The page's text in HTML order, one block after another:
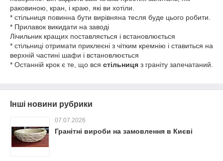
раковиною, кран, і краю, які ви хотіли.
* стільниця повинна бути вирівняна тесля буде цього робити.
* Прилавок викидати на заводі
Лічильник кращих поставляється і встановлюється
* стільниці отримати приклеєні з чітким кремнію і ставиться на
верхній частині шафи і встановлюється
* Останній крок є те, що вся стільниця з граніту запечатаний.
Інші новини рубрики
07.07.2026
Гранітні вироби на замовлення в Києві